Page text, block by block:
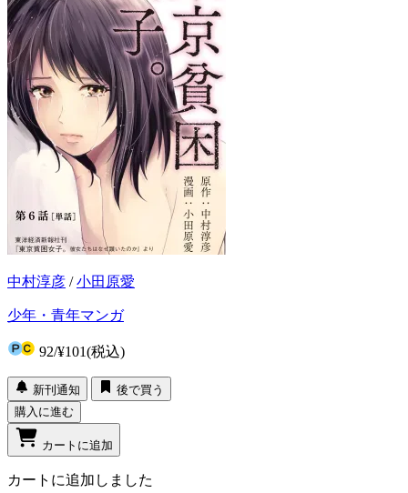
中村淳彦 /小田原愛
少年・青年マンガ
92/¥101(税込)
新刊通知
後で買う
購入に進む
カートに追加
カートに追加しました